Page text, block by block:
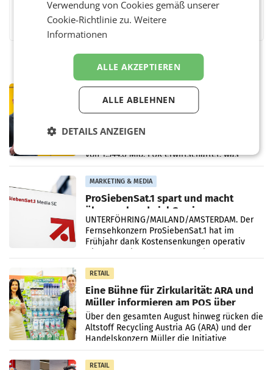
FacebookTwitterMessengerWhatsAppLinkedInXING Teilen
PRIMENEWS
Österreichische Post: Umsatzplus im
Briefgeschäft
WIEN Die Österreichische Post AG hat im
von 1.544,0 Mio. EUR erwirtschaftet, was
einem Plus von 3,8 Prozent gegenüber dem
Vergleichszeitraum
MARKETING & MEDIA
ProSiebenSat.1 spart und macht
überraschend viel Gewinn
UNTERFÖHRING/MAILAND/AMSTERDAM. Der
Fernsehkonzern ProSiebenSat.1 hat im
Frühjahr dank Kostensenkungen operativ
RETAIL
Eine Bühne für Zirkularität: ARA und
Müller informieren am POS über
Kreislauffähigkeit
Über den gesamten August hinweg rücken die
Altstoff Recycling Austria AG (ARA) und der
Handelskonzern Müller die Initiative
„Kreislauf-Helden“ in allen österreichischen
Müller-Filialen
RETAIL
Verwendung von Cookies gemäß unserer
Cookie-Richtlinie zu.Weitere
Informationen
ALLE AKZEPTIEREN
ALLE ABLEHNEN
DETAILS ANZEIGEN